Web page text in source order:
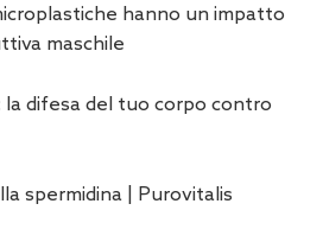
hanno un impatto
maschile
la difesa del tuo corpo contro
spermidina | Purovitalis